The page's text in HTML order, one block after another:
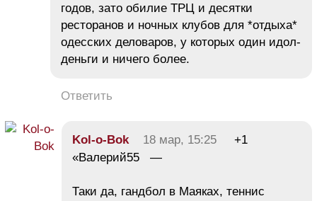
годов, зато обилие ТРЦ и десятки
ресторанов и ночных клубов для *отдыха*
одесских деловаров, у которых один идол-
деньги и ничего более.
Ответить
Kol-o-Bok 18 мар, 15:25
+1
«Валерий55 —
Таки да, гандбол в Маяках, теннис